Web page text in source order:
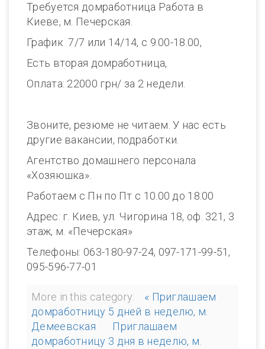
Требуется домработница Работа в
Киеве, м. Печерская.
График 7/7 или 14/14, с 9.00-18.00,
Есть вторая домработница,
Оплата: 22000 грн/ за 2 недели.
Звоните, резюме не читаем. У нас есть
другие вакансии, подработки.
Агентство домашнего персонала
«Хозяюшка».
Работаем с Пн по Пт с 10.00 до 18.00
Адрес: г. Киев, ул. Чигорина 18, оф. 321, 3
этаж, м. «Печерская»
Телефоны: 063-180-97-24, 097-171-99-51,
095-596-77-01
More in this category:
« Приглашаем
домработницу 5 дней в неделю, м.
Демеевская
Приглашаем
домработницу 3 дня в неделю, м.